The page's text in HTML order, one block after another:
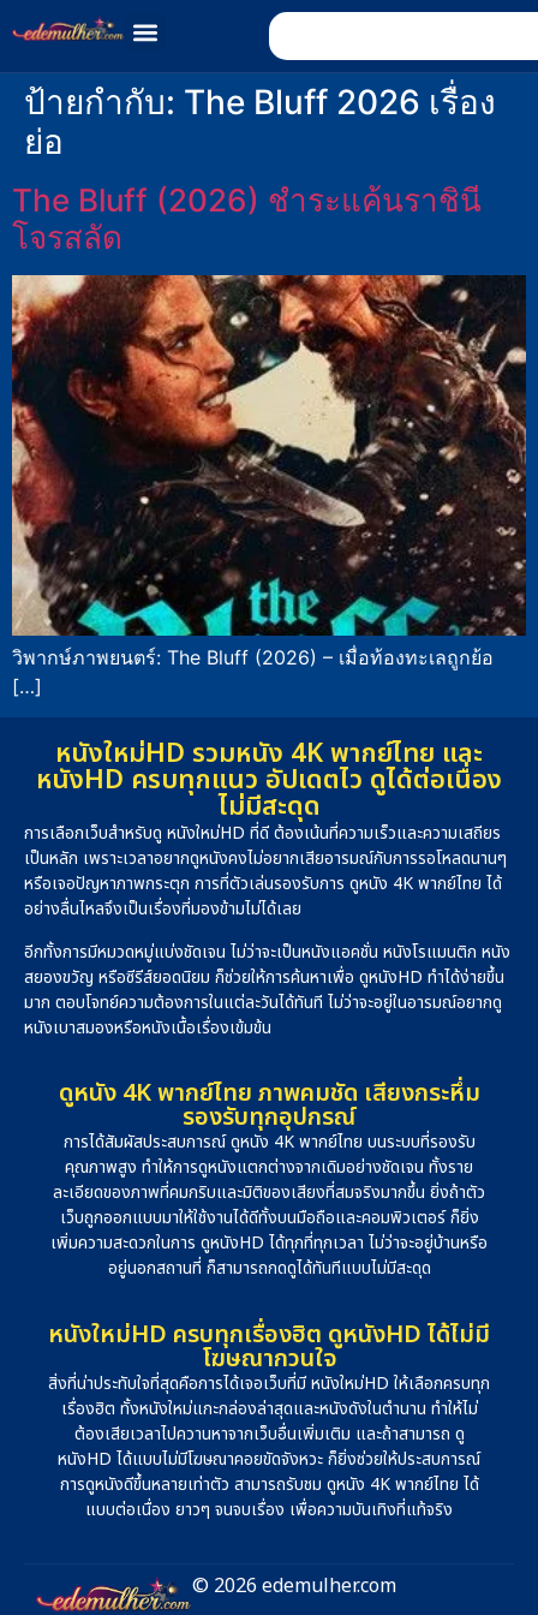
ป้ายกำกับ: The Bluff 2026 เรื่อง
ย่อ
The Bluff (2026) ชำระแค้นราชินี
โจรสลัด
วิพากษ์ภาพยนตร์: The Bluff (2026) – เมื่อท้องทะเลถูกย้อ
[…]
หนังใหม่HD รวมหนัง 4K พากย์ไทย และ
หนังHD ครบทุกแนว อัปเดตไว ดูได้ต่อเนื่อง
ไม่มีสะดุด
การเลือกเว็บสำหรับดู หนังใหม่HD ที่ดี ต้องเน้นที่ความเร็วและความเสถียร
เป็นหลัก เพราะเวลาอยากดูหนังคงไม่อยากเสียอารมณ์กับการรอโหลดนานๆ
หรือเจอปัญหาภาพกระตุก การที่ตัวเล่นรองรับการ ดูหนัง 4K พากย์ไทย ได้
อย่างลื่นไหลจึงเป็นเรื่องที่มองข้ามไม่ได้เลย
อีกทั้งการมีหมวดหมู่แบ่งชัดเจน ไม่ว่าจะเป็นหนังแอคชั่น หนังโรแมนติก หนัง
สยองขวัญ หรือซีรีส์ยอดนิยม ก็ช่วยให้การค้นหาเพื่อ ดูหนังHD ทำได้ง่ายขึ้น
มาก ตอบโจทย์ความต้องการในแต่ละวันได้ทันที ไม่ว่าจะอยู่ในอารมณ์อยากดู
หนังเบาสมองหรือหนังเนื้อเรื่องเข้มข้น
ดูหนัง 4K พากย์ไทย ภาพคมชัด เสียงกระหึ่ม
รองรับทุกอุปกรณ์
การได้สัมผัสประสบการณ์ ดูหนัง 4K พากย์ไทย บนระบบที่รองรับ
คุณภาพสูง ทำให้การดูหนังแตกต่างจากเดิมอย่างชัดเจน ทั้งราย
ละเอียดของภาพที่คมกริบและมิติของเสียงที่สมจริงมากขึ้น ยิ่งถ้าตัว
เว็บถูกออกแบบมาให้ใช้งานได้ดีทั้งบนมือถือและคอมพิวเตอร์ ก็ยิ่ง
เพิ่มความสะดวกในการ ดูหนังHD ได้ทุกที่ทุกเวลา ไม่ว่าจะอยู่บ้านหรือ
อยู่นอกสถานที่ ก็สามารถกดดูได้ทันทีแบบไม่มีสะดุด
หนังใหม่HD ครบทุกเรื่องฮิต ดูหนังHD ได้ไม่มี
โฆษณากวนใจ
สิ่งที่น่าประทับใจที่สุดคือการได้เจอเว็บที่มี หนังใหม่HD ให้เลือกครบทุก
เรื่องฮิต ทั้งหนังใหม่แกะกล่องล่าสุดและหนังดังในตำนาน ทำให้ไม่
ต้องเสียเวลาไปควานหาจากเว็บอื่นเพิ่มเติม และถ้าสามารถ ดู
หนังHD ได้แบบไม่มีโฆษณาคอยขัดจังหวะ ก็ยิ่งช่วยให้ประสบการณ์
การดูหนังดีขึ้นหลายเท่าตัว สามารถรับชม ดูหนัง 4K พากย์ไทย ได้
แบบต่อเนื่อง ยาวๆ จนจบเรื่อง เพื่อความบันเทิงที่แท้จริง
© 2026 edemulher.com